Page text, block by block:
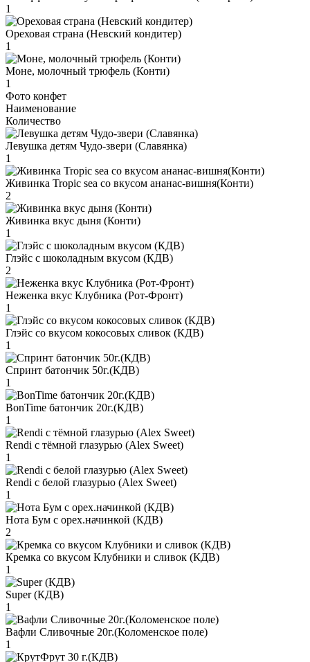
1
Ореховая страна (Невский кондитер)
1
Моне, молочный трюфель (Конти)
1
Фото конфет
Наименование
Количество
Левушка детям Чудо-звери (Славянка)
1
Живинка Tropic sea со вкусом ананас-вишня(Конти)
2
Живинка вкус дыня (Конти)
1
Глэйс с шоколадным вкусом (КДВ)
2
Неженка вкус Клубника (Рот-Фронт)
1
Глэйс со вкусом кокосовых сливок (КДВ)
1
Спринт батончик 50г.(КДВ)
1
BonTime батончик 20г.(КДВ)
1
Rendi с тёмной глазурью (Alex Sweet)
1
Rendi с белой глазурью (Alex Sweet)
1
Нота Бум с орех.начинкой (КДВ)
2
Кремка со вкусом Клубники и сливок (КДВ)
1
Super (КДВ)
1
Вафли Сливочные 20г.(Коломенское поле)
1